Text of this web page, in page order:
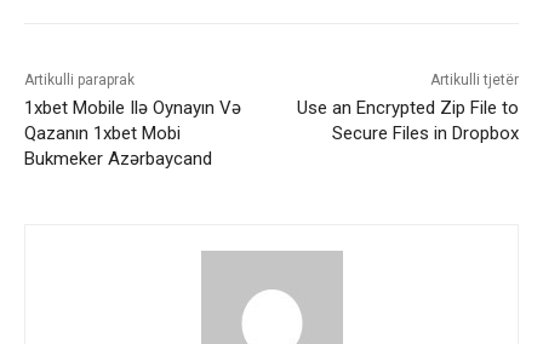
Artikulli paraprak
1xbet Mobile Ilə Oynayın Və
Qazanın 1xbet Mobi
Bukmeker Azərbaycand
Artikulli tjetër
Use an Encrypted Zip File to
Secure Files in Dropbox